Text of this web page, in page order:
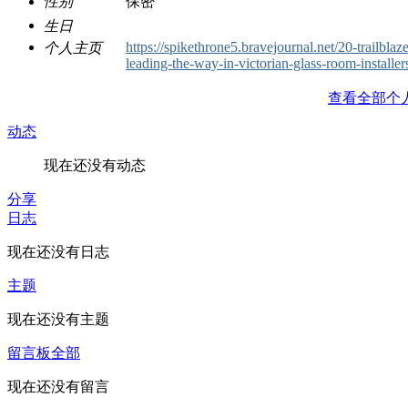
生日
个人主页
https://spikethrone5.bravejournal.net/20-
leading-the-way-in-victorian-glass-room-
查看全部个
动态
现在还没有动态
分享
日志
现在还没有日志
主题
现在还没有主题
留言板全部
现在还没有留言